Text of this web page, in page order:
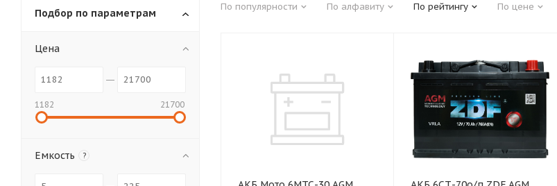
По популярности По алфавиту По рейтингу По цене
Подбор по параметрам
Цена
1182 21700
Емкость ?